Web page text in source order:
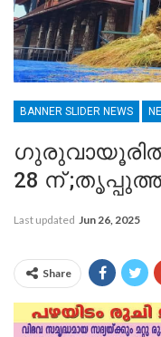
BANNER SLIDER NEWS
ഗുരുവായൂരിൽ
28 ന്
Last updated Jun 26, 2025
Share